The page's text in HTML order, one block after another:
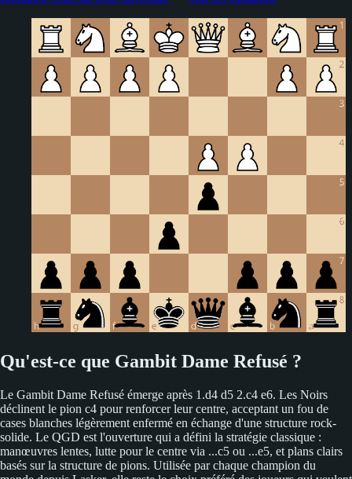
Qu'est-ce que Gambit Dame Refusé ?
Le Gambit Dame Refusé émerge après 1.d4 d5 2.c4 e6. Les Noirs
déclinent le pion c4 pour renforcer leur centre, acceptant un fou de
cases blanches légèrement enfermé en échange d'une structure rock-
solide. Le QGD est l'ouverture qui a défini la stratégie classique :
manœuvres lentes, lutte pour le centre via ...c5 ou ...e5, et plans clairs
basés sur la structure de pions. Utilisée par chaque champion du